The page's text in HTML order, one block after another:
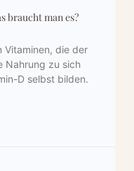
47,43 €
braucht man es?
Vitaminen, die der
Nahrung zu sich
D selbst bilden.